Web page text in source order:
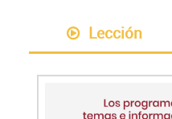
Lección